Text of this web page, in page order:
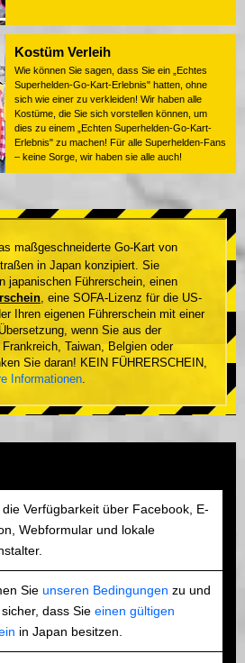
Kostüm Verleih
Wie können Sie sagen, dass Sie ein „Echtes
Superhelden-Go-Kart-Erlebnis" hatten, ohne
sich wie einer zu verkleiden! Wir haben alle
Kostüme, die Sie sich vorstellen können, um
dies zu einem „Echten Superhelden-Go-Kart-
Erlebnis" zu machen! Für alle Superhelden-Fans
– keine Sorge, wir haben sie alle auch!
maßgeschneiderte Go-Kart von
in Japan konzipiert. Sie
japanischen Führerschein, einen
, eine SOFA-Lizenz für die US-
Ihren eigenen Führerschein mit einer
wenn Sie aus der
Taiwan, Belgien oder
Sie daran! KEIN FÜHRERSCHEIN,
Informationen.
Verfügbarkeit über Facebook, E-
Webformular und lokale
Sie unseren Bedingungen zu und
dass Sie einen gültigen
in Japan besitzen.